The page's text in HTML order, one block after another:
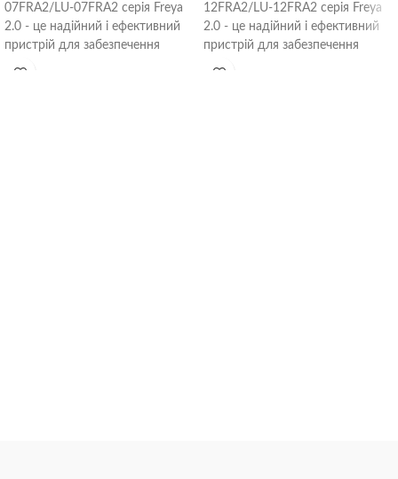
07FRA2/LU-07FRA2 серія Freya
2.0 - це надійний і ефективний
пристрій для забезпечення
12FRA2/LU-12FRA2 серія Freya
2.0 - це надійний і ефективний
пристрій для забезпечення